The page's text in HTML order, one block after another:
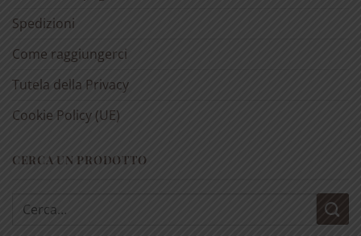
Spedizioni
Come raggiungerci
Tutela della Privacy
Cookie Policy (UE)
CERCA UN PRODOTTO
Cerca: